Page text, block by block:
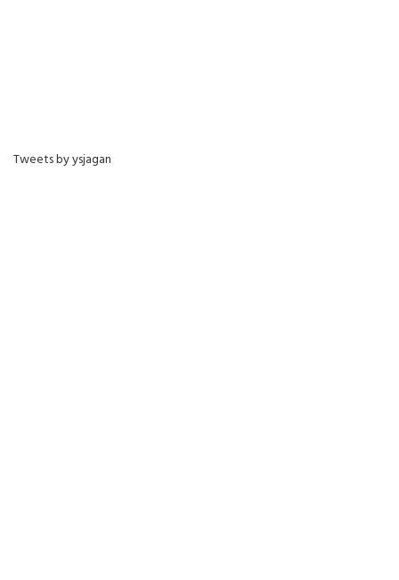
Tweets by ysjagan